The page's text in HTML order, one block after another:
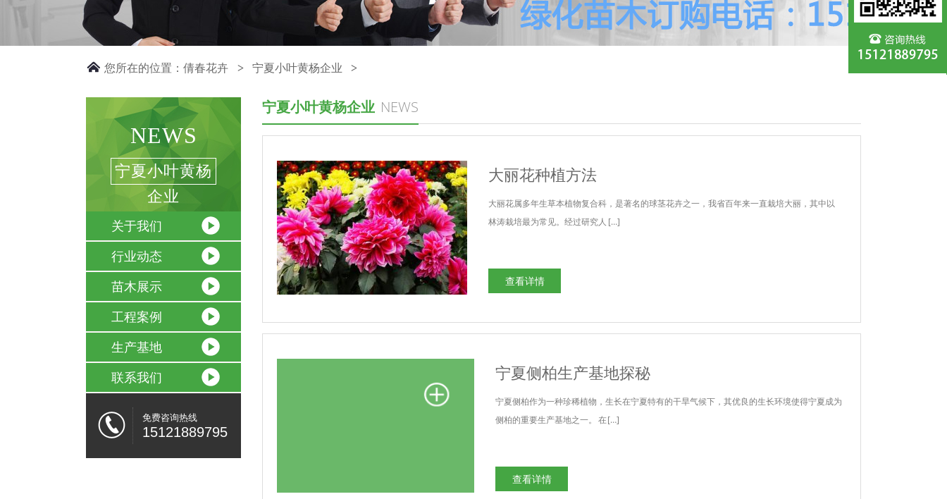
您所在的位置： 倩春花卉 > 宁夏小叶黄杨企业 >
NEWS
宁夏小叶黄杨
企业
关于我们
行业动态
苗木展示
工程案例
生产基地
联系我们
免费咨询热线
15121889795
宁夏小叶黄杨企业 NEWS
大丽花种植方法
大丽花属多年生草本植物复合科，是著名的球茎花卉之一，我省百年来一直栽培大丽，其中以
林涛栽培最为常见。经过研究人 […]
查看详情
宁夏侧柏生产基地探秘
宁夏侧柏作为一种珍稀植物，生长在宁夏特有的干旱气候下，其优良的生长环境使得宁夏成为
侧柏的重要生产基地之一。 在 […]
查看详情